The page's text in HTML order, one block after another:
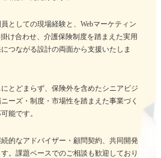
としての現場経験と、Webマーケティン
け合わせ、介護保険制度を踏まえた実用
つながる設計の両面から支援いたしま
とどまらず、保険外を含めたシニアビジ
ーズ・制度・市場性を踏まえた事業づく
能です。
的なアドバイザー・顧問契約、共同開発
。課題ベースでのご相談も歓迎しており